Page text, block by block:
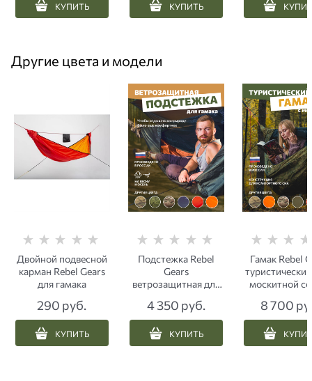
КУПИТЬ КУПИТЬ
Другие цвета и модели
Двойной подвесной
карман Rebel Gears
для гамака
290 руб.
КУПИТЬ
Подстежка Rebel
Gears
ветрозащитная для
гамака 3.0 хаки
4 350 руб.
КУПИТЬ
Гамак Rebel
москитной
8 700